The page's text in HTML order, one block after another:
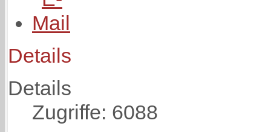
Details
Details
Zugriffe: 6088